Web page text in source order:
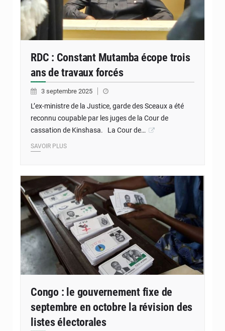
RDC : Constant Mutamba écope trois
ans de travaux forcés
3 septembre 2025
L’ex-ministre de la Justice, garde des Sceaux a été
reconnu coupable par les juges de la Cour de
cassation de Kinshasa. La Cour de…
SAVOIR PLUS
Congo : le gouvernement fixe de
septembre en octobre la révision des
listes électorales